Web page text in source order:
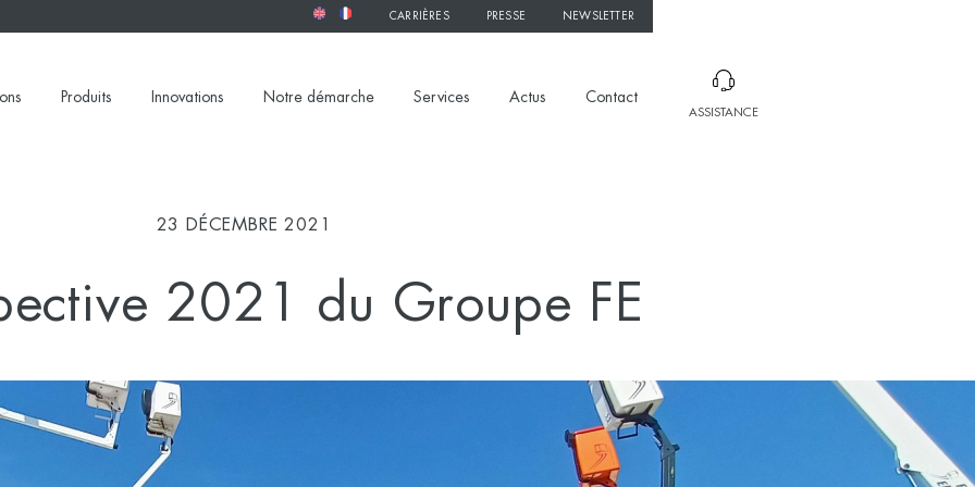
CARRIÈRES PRESSE NEWSLETTER
Produits Innovations Notre démarche Services Actus Contact
ASSISTANCE
23 DÉCEMBRE 2021
2021 du Groupe FE